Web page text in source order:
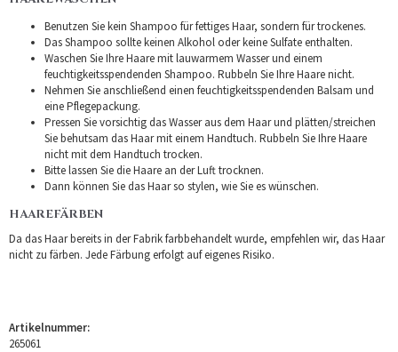
Benutzen Sie kein Shampoo für fettiges Haar, sondern für trockenes.
Das Shampoo sollte keinen Alkohol oder keine Sulfate enthalten.
Waschen Sie Ihre Haare mit lauwarmem Wasser und einem
feuchtigkeitsspendenden Shampoo. Rubbeln Sie Ihre Haare nicht.
Nehmen Sie anschließend einen feuchtigkeitsspendenden Balsam und
eine Pflegepackung.
Pressen Sie vorsichtig das Wasser aus dem Haar und plätten/streichen
Sie behutsam das Haar mit einem Handtuch. Rubbeln Sie Ihre Haare
nicht mit dem Handtuch trocken.
Bitte lassen Sie die Haare an der Luft trocknen.
Dann können Sie das Haar so stylen, wie Sie es wünschen.
HAAREFÄRBEN
Da das Haar bereits in der Fabrik farbbehandelt wurde, empfehlen wir, das Haar
nicht zu färben. Jede Färbung erfolgt auf eigenes Risiko.
Artikelnummer:
265061